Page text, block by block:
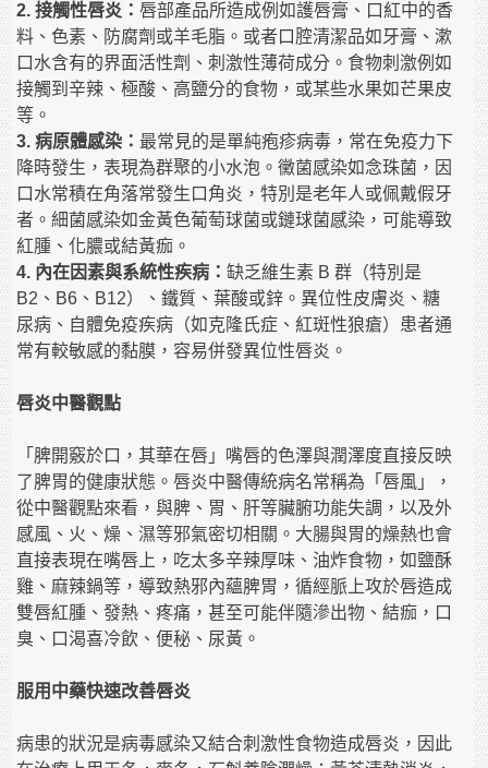
2. 接觸性唇炎：唇部產品所造成例如護唇膏、口紅中的香
料、色素、防腐劑或羊毛脂。或者口腔清潔品如牙膏、漱
口水含有的界面活性劑、刺激性薄荷成分。食物刺激例如
接觸到辛辣、極酸、高鹽分的食物，或某些水果如芒果皮
等。
3. 病原體感染： 最常見的是單純疱疹病毒，常在免疫力下
降時發生，表現為群聚的小水泡。黴菌感染如念珠菌，因
口水常積在角落常發生口角炎，特別是老年人或佩戴假牙
者。細菌感染如金黃色葡萄球菌或鏈球菌感染，可能導致
紅腫、化膿或結黃痂。
4. 內在因素與系統性疾病：缺乏維生素 B 群（特別是
B2、B6、B12）、鐵質、葉酸或鋅。異位性皮膚炎、糖
尿病、自體免疫疾病（如克隆氏症、紅斑性狼瘡）患者通
常有較敏感的黏膜，容易併發異位性唇炎。
唇炎中醫觀點
「脾開竅於口，其華在唇」嘴唇的色澤與潤澤度直接反映
了脾胃的健康狀態。唇炎中醫傳統病名常稱為「唇風」，
從中醫觀點來看，與脾、胃、肝等臟腑功能失調，以及外
感風、火、燥、濕等邪氣密切相關。大腸與胃的燥熱也會
直接表現在嘴唇上，吃太多辛辣厚味、油炸食物，如鹽酥
雞、麻辣鍋等，導致熱邪內蘊脾胃，循經脈上攻於唇造成
雙唇紅腫、發熱、疼痛，甚至可能伴隨滲出物、結痂，口
臭、口渴喜冷飲、便秘、尿黃。
服用中藥快速改善唇炎
病患的狀況是病毒感染又結合刺激性食物造成唇炎，因此